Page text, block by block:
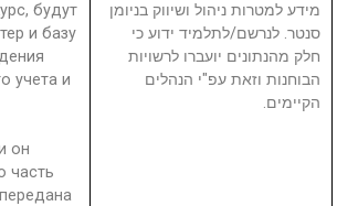
будут
и базу
учета и
он
часть
מידע למטרות ניהול ושיווק בניומן
סנטר. לנרשם/לתלמיד ידוע כי
חלק מהנתונים יועברו לרשויות
הבוחנות וזאת עפ"י הנהלים
הקיימים.